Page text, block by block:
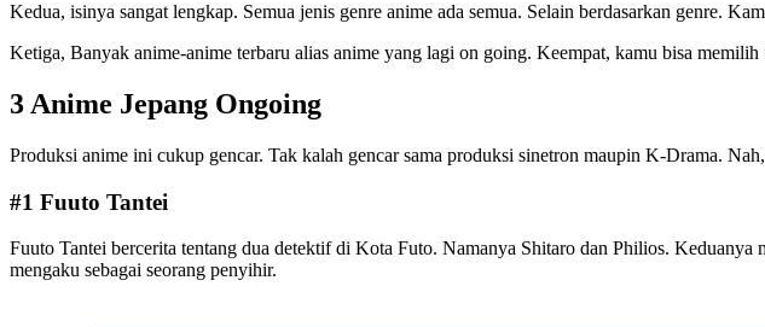
Kedua, isinya sangat lengkap. Semua jenis genre anime ada semua. Selain berdasarkan genre.
Ketiga, Banyak anime-anime terbaru alias anime yang lagi on going. Keempat, kamu bisa
3 Anime Jepang Ongoing
Produksi anime ini cukup gencar. Tak kalah gencar sama produksi sinetron maupin K-Drama.
#1 Fuuto Tantei
Fuuto Tantei bercerita tentang dua detektif di Kota Futo. Namanya Shitaro dan Philios.
mengaku sebagai seorang penyihir.